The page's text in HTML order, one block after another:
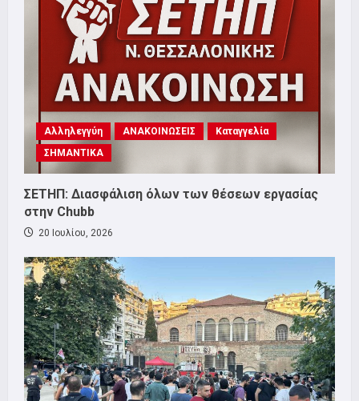
Αλληλεγγύη ΑΝΑΚΟΙΝΩΣΕΙΣ
Καταγγελία
ΣΗΜΑΝΤΙΚΑ
ΣΕΤΗΠ: Διασφάλιση όλων των θέσεων εργασίας
στην Chubb
20 Ιουλίου, 2026